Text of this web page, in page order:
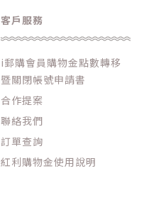
客戶服務
i郵購會員購物金點數轉移
暨關閉帳號申請書
合作提案
聯絡我們
訂單查詢
紅利購物金使用說明